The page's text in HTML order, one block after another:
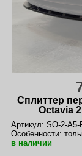
Сплиттер
Octavia
Артикул: SO-2-A5-
Особенности:
в наличии